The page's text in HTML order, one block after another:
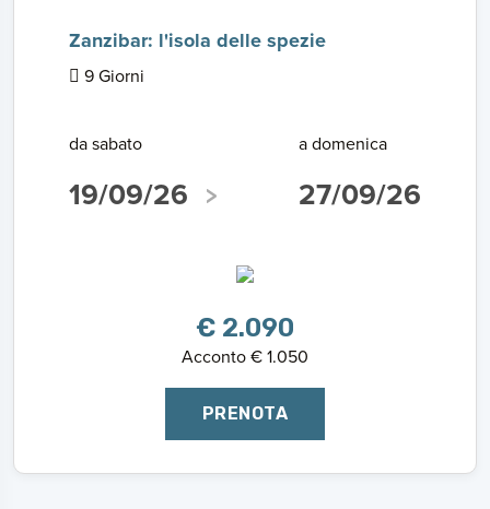
Zanzibar: l'isola delle spezie
9 Giorni
da sabato
19/09/26
a domenica
27/09/26
€ 2.090
Acconto € 1.050
PRENOTA